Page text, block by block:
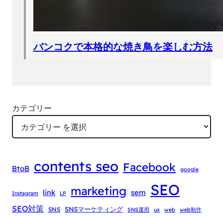
バンコクで本格的な焼き鳥を楽しむ方法
カテゴリー
BtoB contents seo Facebook google
Instagram link LP marketing sem SEO
SEO対策 SNS SNSマーケティング SNS運用 ux web web制作